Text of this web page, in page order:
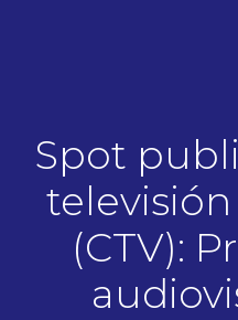
Spot
(CTV):